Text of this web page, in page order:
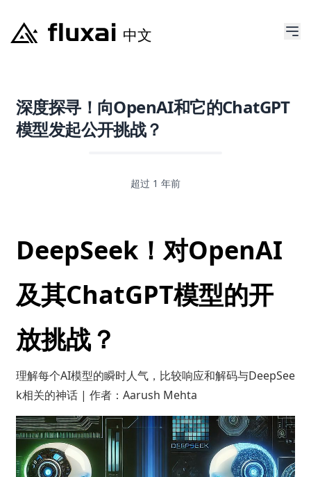
深度探寻！向OpenAI和它的ChatGPT
模型发起公开挑战？
超过 1 年前
DeepSeek！对OpenAI
及其ChatGPT模型的开
放挑战？
理解每个AI模型的瞬时人气，比较响应和解码与DeepSee
k相关的神话 | 作者：Aarush Mehta